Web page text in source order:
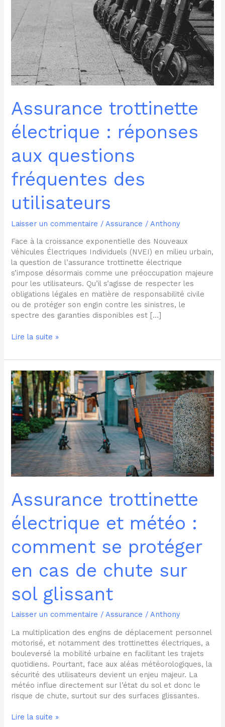
Assurance trottinette
électrique : réponses
aux questions
fréquentes des
utilisateurs
Laisser un commentaire / Assurance / Anthony
Face à la croissance exponentielle des Nouveaux
Véhicules Électriques Individuels (NVEI) en milieu urbain,
la question de l’assurance trottinette électrique
s’impose désormais comme une préoccupation majeure
pour les utilisateurs. Qu’il s’agisse de respecter les
obligations légales en matière de responsabilité civile
ou de protéger son engin contre les sinistres, le
spectre des garanties disponibles est […]
réponses
aux
questions
fréquentes
des
utilisateurs
Lire la suite »
Assurance trottinette
électrique et météo :
comment se protéger
en cas de chute sur
sol glissant
Laisser un commentaire /Assurance /Anthony
La multiplication des engins de déplacement personnel
motorisé, et notamment des trottinettes électriques, a
bouleversé la mobilité urbaine en facilitant les trajets
quotidiens. Pourtant, face aux aléas météorologiques, la
sécurité des utilisateurs devient un enjeu majeur. La
météo influe directement sur l’état du sol et donc le
risque de chute, surtout sur des surfaces glissantes.
Assurance
trottinette
électrique
et
météo
:
comment
se
protéger
en
de
chute
sol
Lire la suite »